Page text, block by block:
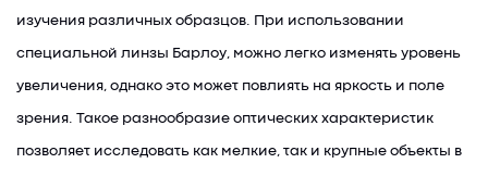
изучения различных образцов. При использовании
специальной линзы Барлоу, можно легко изменять уровень
увеличения, однако это может повлиять на яркость и поле
зрения. Такое разнообразие оптических характеристик
позволяет исследовать как мелкие, так и крупные объекты в